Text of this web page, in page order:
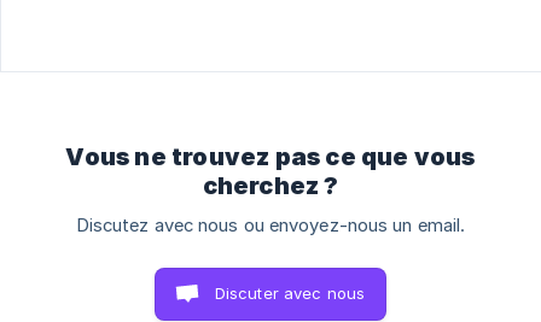
Vous ne trouvez pas ce que vous
cherchez ?
Discutez avec nous ou envoyez-nous un email.
Discuter avec nous